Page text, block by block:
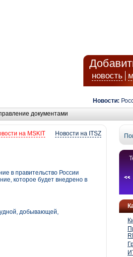
новость
Новости:
документами
Новости на ITSZ
на MSKIT
в правительство России
которое будет внедрено в
добывающей,